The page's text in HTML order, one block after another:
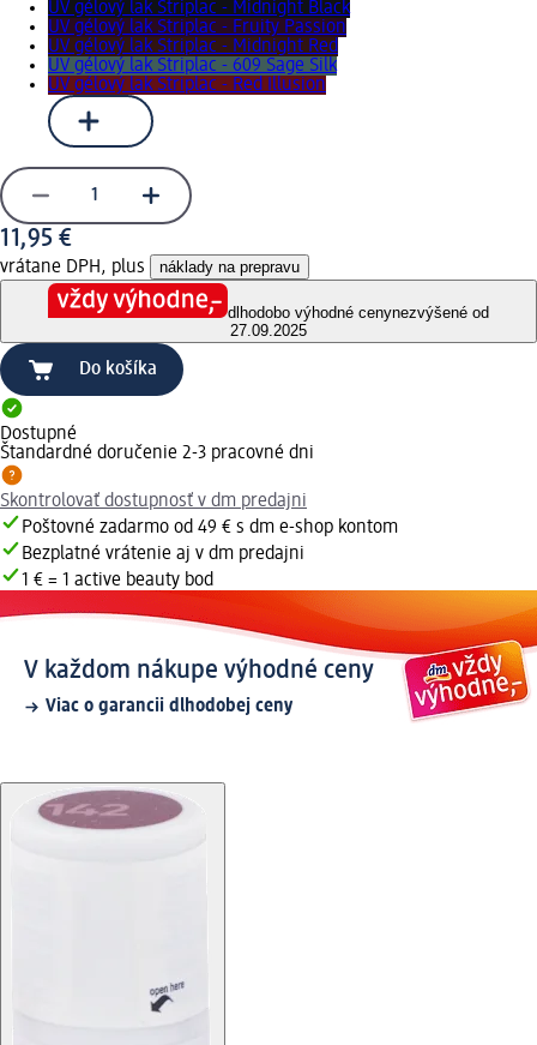
UV gélový lak Striplac - Midnight Black
UV gélový lak Striplac - Fruity Passion
UV gélový lak Striplac - Midnight Red
UV gélový lak Striplac - 609 Sage Silk
UV gélový lak Striplac - Red Illusion
11,95 €
vrátane DPH, plus náklady na prepravu
dlhodobo výhodné cenynezvýšené od
27.09.2025
Do košíka
Dostupné
Štandardné doručenie 2-3 pracovné dni
Skontrolovať dostupnosť v dm predajni
Poštovné zadarmo od 49 € s dm e-shop kontom
Bezplatné vrátenie aj v dm predajni
1 € = 1 active beauty bod
V každom nákupe výhodné ceny
Viac o garancii dlhodobej ceny